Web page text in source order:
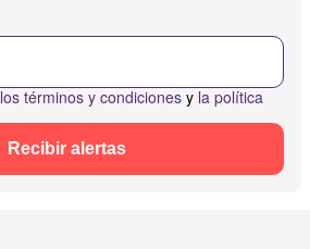
los términos y condiciones y la política
Recibir alertas